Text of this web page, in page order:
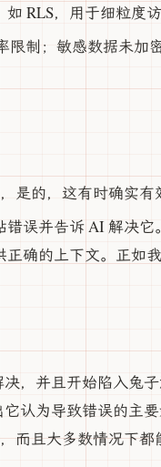
RLS，用于细粒度访
限制；敏感数据未加密
是的，这有时确实有
误并告诉 AI 解决
确的上下文。正如
，并且开始陷入兔
认为导致错误的主
而且大多数情况下都